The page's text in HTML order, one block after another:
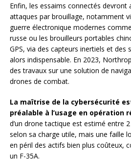
Enfin, les essaims connectés devront
attaques par brouillage, notamment
guerre électronique modernes
russe ou les brouilleurs portables
GPS, via des capteurs inertiels et des
alors indispensable. En 2023,
des travaux sur une solution de
drones de combat.
La maîtrise de la cybersécurité
préalable à l’usage en opération
d’un drone tactique est estimé entre
selon sa charge utile, mais une faille
en péril des actifs bien plus coûteux,
un F-35A.